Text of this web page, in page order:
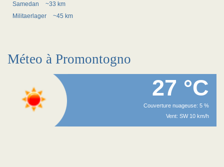
Samedan
~33 km
Militaerlager
~45 km
Méteo à Promontogno
27 °C
Couverture nuageuse: 5 %
Vent: SW 10 km/h